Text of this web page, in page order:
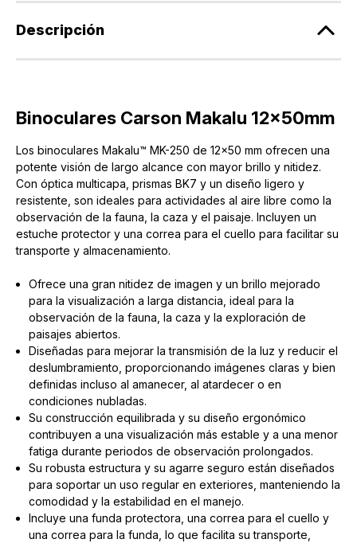
Descripción
Binoculares Carson Makalu 12x50mm
Los binoculares Makalu™ MK-250 de 12x50 mm ofrecen una
potente visión de largo alcance con mayor brillo y nitidez.
Con óptica multicapa, prismas BK7 y un diseño ligero y
resistente, son ideales para actividades al aire libre como la
observación de la fauna, la caza y el paisaje. Incluyen un
estuche protector y una correa para el cuello para facilitar su
transporte y almacenamiento.
Ofrece una gran nitidez de imagen y un brillo mejorado
para la visualización a larga distancia, ideal para la
observación de la fauna, la caza y la exploración de
paisajes abiertos.
Diseñadas para mejorar la transmisión de la luz y reducir el
deslumbramiento, proporcionando imágenes claras y bien
definidas incluso al amanecer, al atardecer o en
condiciones nubladas.
Su construcción equilibrada y su diseño ergonómico
contribuyen a una visualización más estable y a una menor
fatiga durante periodos de observación prolongados.
Su robusta estructura y su agarre seguro están diseñados
para soportar un uso regular en exteriores, manteniendo la
comodidad y la estabilidad en el manejo.
Incluye una funda protectora, una correa para el cuello y
una correa para la funda, lo que facilita su transporte,